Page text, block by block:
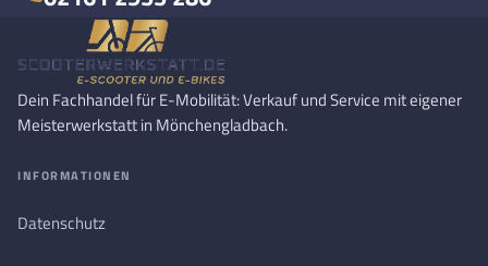
Dein Fachhandel für E-Mobilität: Verkauf und Service mit eigener
Meisterwerkstatt in Mönchengladbach.
INFORMATIONEN
Datenschutz